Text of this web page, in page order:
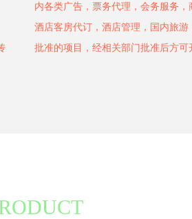
内各类广告，票务代理，会务服务
酒店客房代订，酒店管理，国内旅
批准的项目，经相关部门批准后方可